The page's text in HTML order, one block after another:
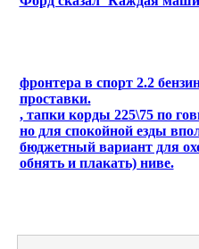
фронтера в спорт 2.2
проставки.
, тапки корды 225\75 по
но для спокойной езды
бюджетный вариант для
обнять и плакать) ниве.